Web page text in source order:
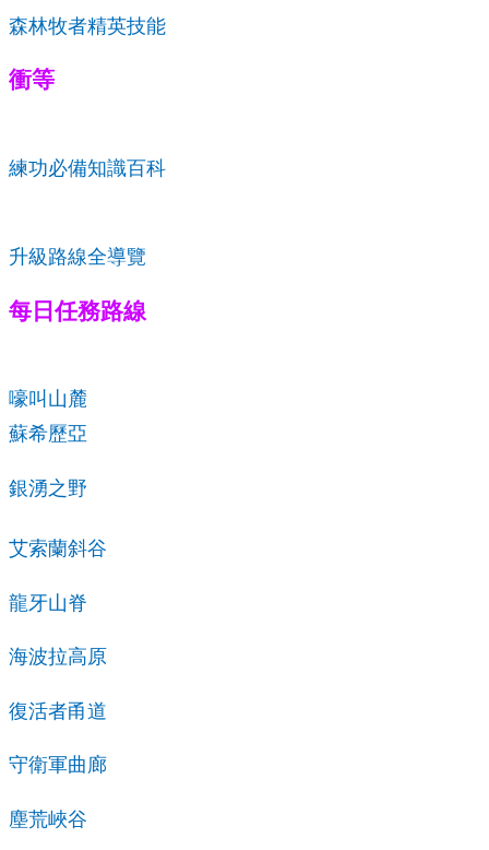
森林牧者精英技能
衝等
練功必備知識百科
升級路線全導覽
每日任務路線
嚎叫山麓
蘇希歷亞
銀湧之野
艾索蘭斜谷
龍牙山脊
海波拉高原
復活者甬道
守衛軍曲廊
塵荒峽谷